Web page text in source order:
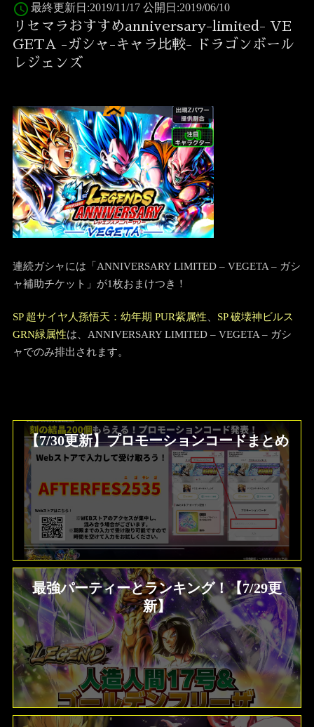
access_time 最終更新日:2019/11/17 公開日:2019/06/10
リセマラおすすめanniversary-limited- VE
GETA -ガシャ-キャラ比較- ドラゴンボール
レジェンズ
連続ガシャには「ANNIVERSARY LIMITED – VEGETA – ガシ
ャ補助チケット」が1枚おまけつき！
SP 超サイヤ人孫悟天：幼年期 PUR紫属性
SP 破壊神ビルス
GRN緑属性は、ANNIVERSARY LIMITED – VEGETA – ガシ
ャでのみ排出されます。
【7/30更新】プロモーションコードまとめ
最強パーティーとランキング！【7/29更
新】